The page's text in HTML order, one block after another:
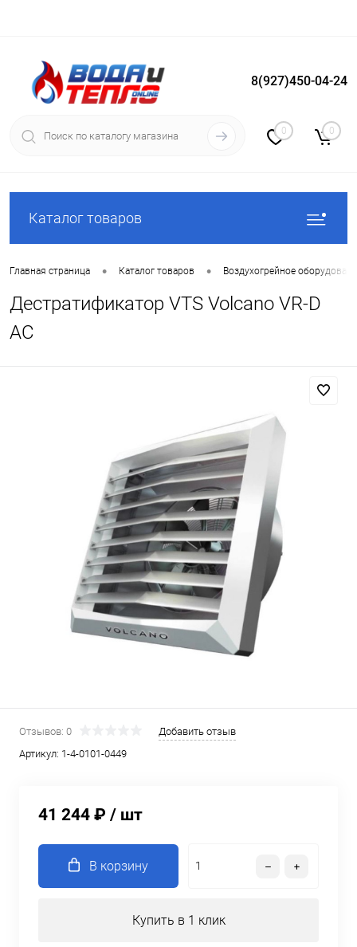
Вход Регистрация
8(927)450-04-24
0 0
Каталог товаров
Главная страница • Каталог товаров • Воздухогрейное
Дестратификатор VTS Volcano VR-D
AC
Отзывов: 0
Добавить отзыв
Артикул: 1-4-0101-0449
41 244 ₽ / шт
В корзину
Купить в 1 клик